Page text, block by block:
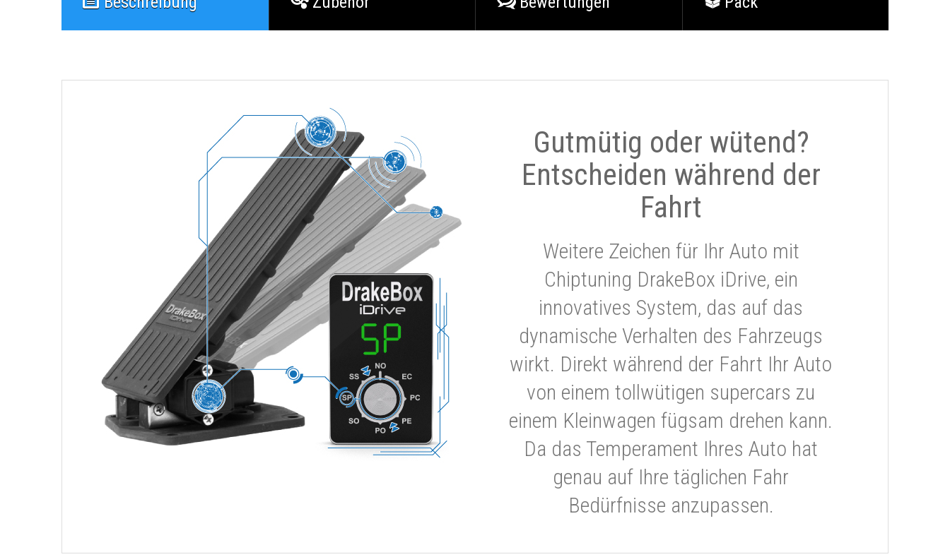
Gutmütig oder wütend?
Entscheiden während der
Fahrt
Weitere Zeichen für Ihr Auto mit
Chiptuning DrakeBox iDrive, ein
innovatives System, das auf das
dynamische Verhalten des Fahrzeugs
wirkt. Direkt während der Fahrt Ihr Auto
von einem tollwütigen supercars zu
einem Kleinwagen fügsam drehen kann.
Da das Temperament Ihres Auto hat
genau auf Ihre täglichen Fahr
Bedürfnisse anzupassen.